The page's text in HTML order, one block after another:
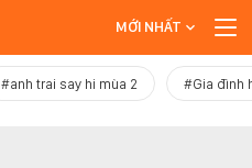
MỚI NHẤT
#anh trai say hi mùa 2 #Gia đình